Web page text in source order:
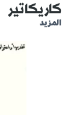
كاريكاتير
المزيد